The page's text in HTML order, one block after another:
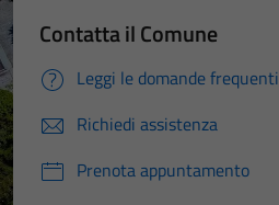
Contatta il Comune
Leggi le domande frequenti
Richiedi assistenza
Prenota appuntamento